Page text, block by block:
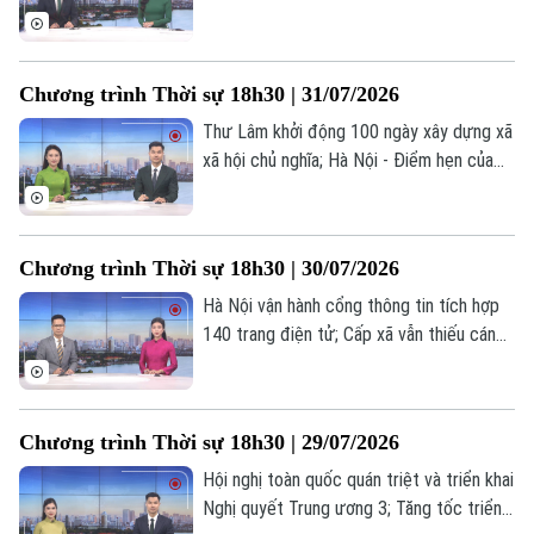
Thời trang
Âm nhạc
động tích cực... là những nội dung chính
trong chương trình hôm nay.
Chương trình Thời sự 18h30 | 31/07/2026
Thư Lâm khởi động 100 ngày xây dựng xã
xã hội chủ nghĩa; Hà Nội - Điểm hẹn của
hôm nay.
Chương trình Thời sự 18h30 | 30/07/2026
Hà Nội vận hành cổng thông tin tích hợp
140 trang điện tử; Cấp xã vẫn thiếu cán
chính trong chương trình hôm nay.
Chương trình Thời sự 18h30 | 29/07/2026
Hội nghị toàn quốc quán triệt và triển khai
Nghị quyết Trung ương 3; Tăng tốc triển